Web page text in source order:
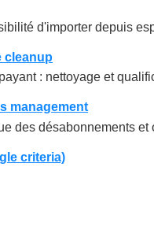
d'importer depuis
cleanup
: nettoyage et
management
des désabonnements
criteria)